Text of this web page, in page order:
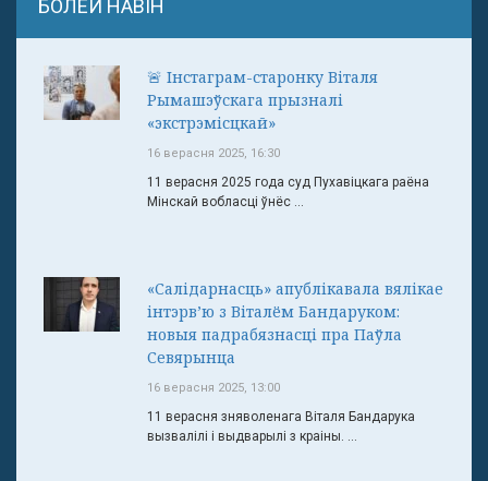
БОЛЕЙ НАВІН
🚨 Інстаграм-старонку Віталя
Рымашэўскага прызналі
«экстрэмісцкай»
16 верасня 2025, 16:30
11 верасня 2025 года суд Пухавіцкага раёна
Мінскай вобласці ўнёс ...
«Салідарнасць» апублікавала вялікае
інтэрв’ю з Віталём Бандаруком:
новыя падрабязнасці пра Паўла
Севярынца
16 верасня 2025, 13:00
11 верасня зняволенага Віталя Бандарука
вызвалілі і выдварылі з краіны. ...